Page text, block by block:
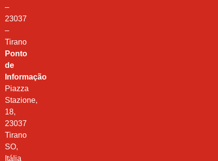
–
23037
–
Tirano
Ponto
de
Informação
Piazza
Stazione,
18,
23037
Tirano
SO,
Itália